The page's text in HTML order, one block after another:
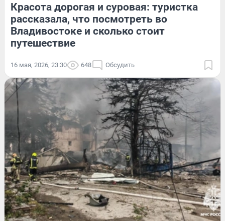
Красота дорогая и суровая: туристка
рассказала, что посмотреть во
Владивостоке и сколько стоит
путешествие
16 мая, 2026, 23:30 648 Обсудить